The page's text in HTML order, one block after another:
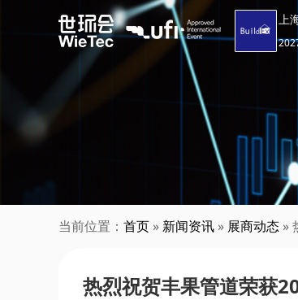
上
当前位置： 首页 » 新闻资讯 » 展商动态 »
热烈祝贺丰果管道荣获